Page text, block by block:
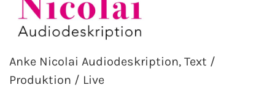
Anke Nicolai Audiodeskription, Text /
Produktion / Live